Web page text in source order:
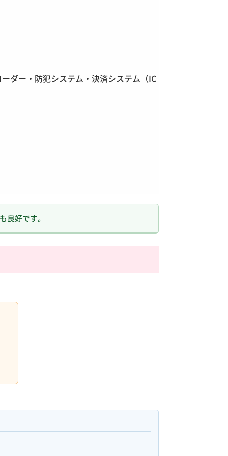
ダー・防犯システム・決済システム（IC
好です。